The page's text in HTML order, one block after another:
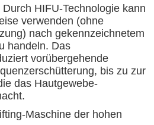
HIFU-Technologie kann
verwenden (ohne
nach gekennzeichnetem
handeln. Das
vorübergehende
bis zu zur
das Hautgewebe-
Maschine der hohen